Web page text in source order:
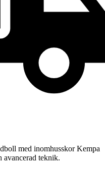
med inomhusskor Kempa
teknik.